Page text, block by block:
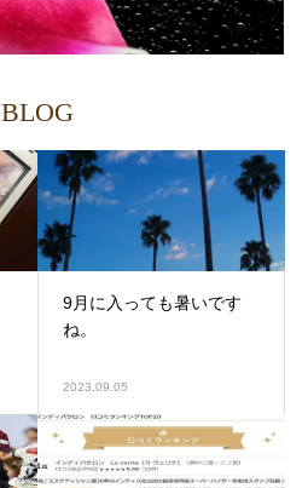
BLOG
9月に入っても暑いです
ね。
2023.09.05